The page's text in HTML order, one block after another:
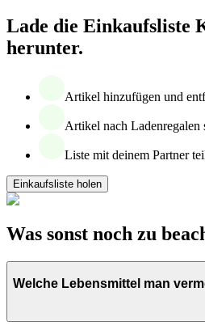
Lade die Einkaufsliste
herunter.
Artikel hinzufügen und
Artikel nach Ladenregalen
Liste mit deinem Partner
Einkaufsliste holen
Was sonst noch zu
Welche Lebensmittel man